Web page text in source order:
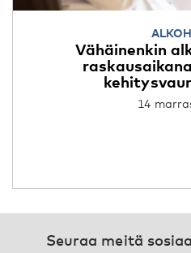
Vähäinenkin
14
Seuraa meitä